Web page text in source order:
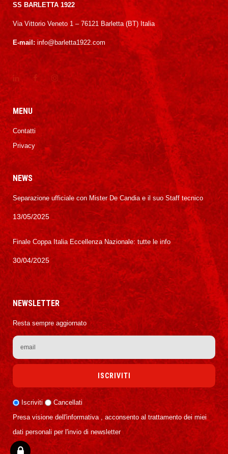
SS BARLETTA 1922
Via Vittorio Veneto 1 – 76121 Barletta (BT) Italia
E-mail: info@barletta1922.com
MENU
Contatti
Privacy
NEWS
Separazione ufficiale con Mister De Candia e il suo Staff tecnico
13/05/2025
Finale Coppa Italia Eccellenza Nazionale: tutte le info
30/04/2025
NEWSLETTER
Resta sempre aggiornato
Iscriviti
Cancellati
Presa visione dell'informativa , acconsento al trattamento dei miei
dati personali per l'invio di newsletter